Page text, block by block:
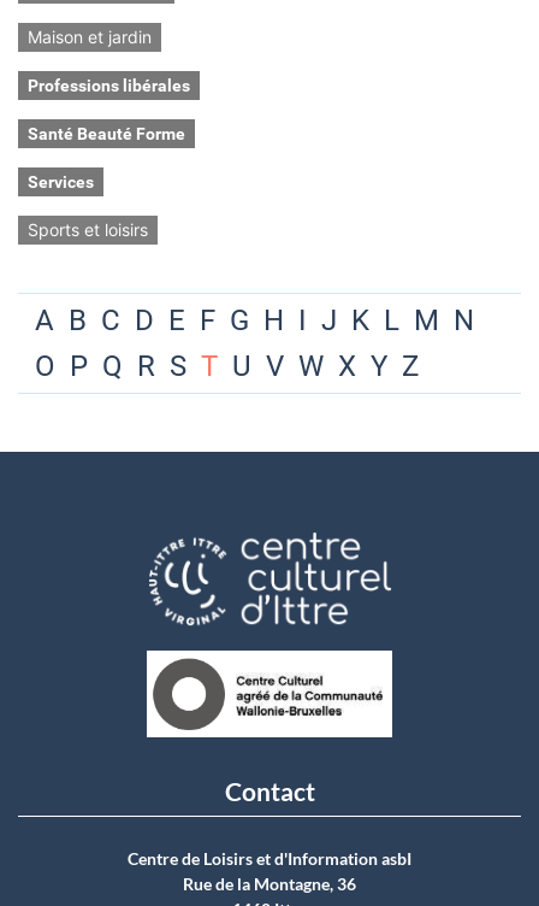
Maison et jardin
Professions libérales
Santé Beauté Forme
Services
Sports et loisirs
A B C D E F G H I J K L M N
O P Q R S T U V W X Y Z
Contact
Centre de Loisirs et d'Information asbI
Rue de la Montagne, 36